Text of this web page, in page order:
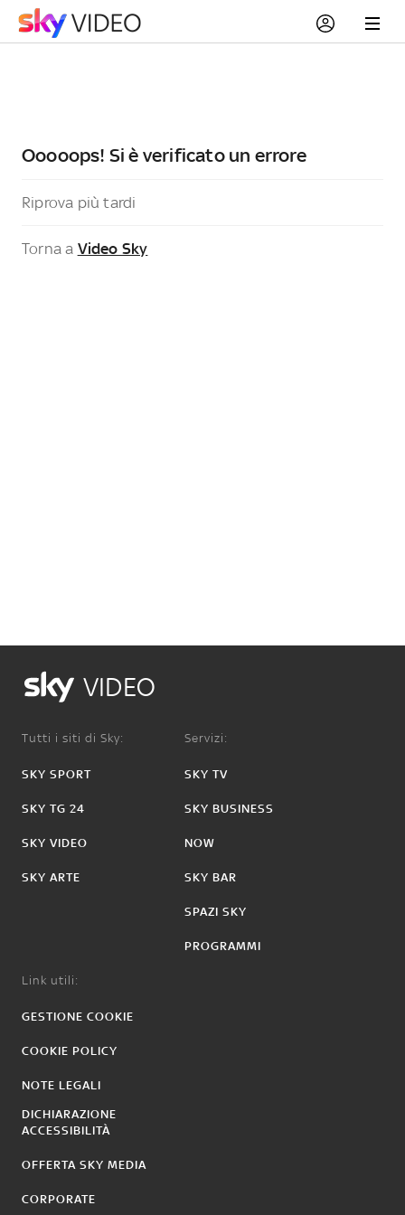
Ooooops! Si è verificato un errore
Riprova più tardi
Torna a Video Sky
VIDEO
Tutti i siti di Sky:
SKY SPORT
SKY TG 24
SKY VIDEO
SKY ARTE
Servizi:
SKY TV
SKY BUSINESS
NOW
SKY BAR
SPAZI SKY
PROGRAMMI
Link utili:
GESTIONE COOKIE
COOKIE POLICY
NOTE LEGALI
DICHIARAZIONE
ACCESSIBILITÀ
OFFERTA SKY MEDIA
CORPORATE